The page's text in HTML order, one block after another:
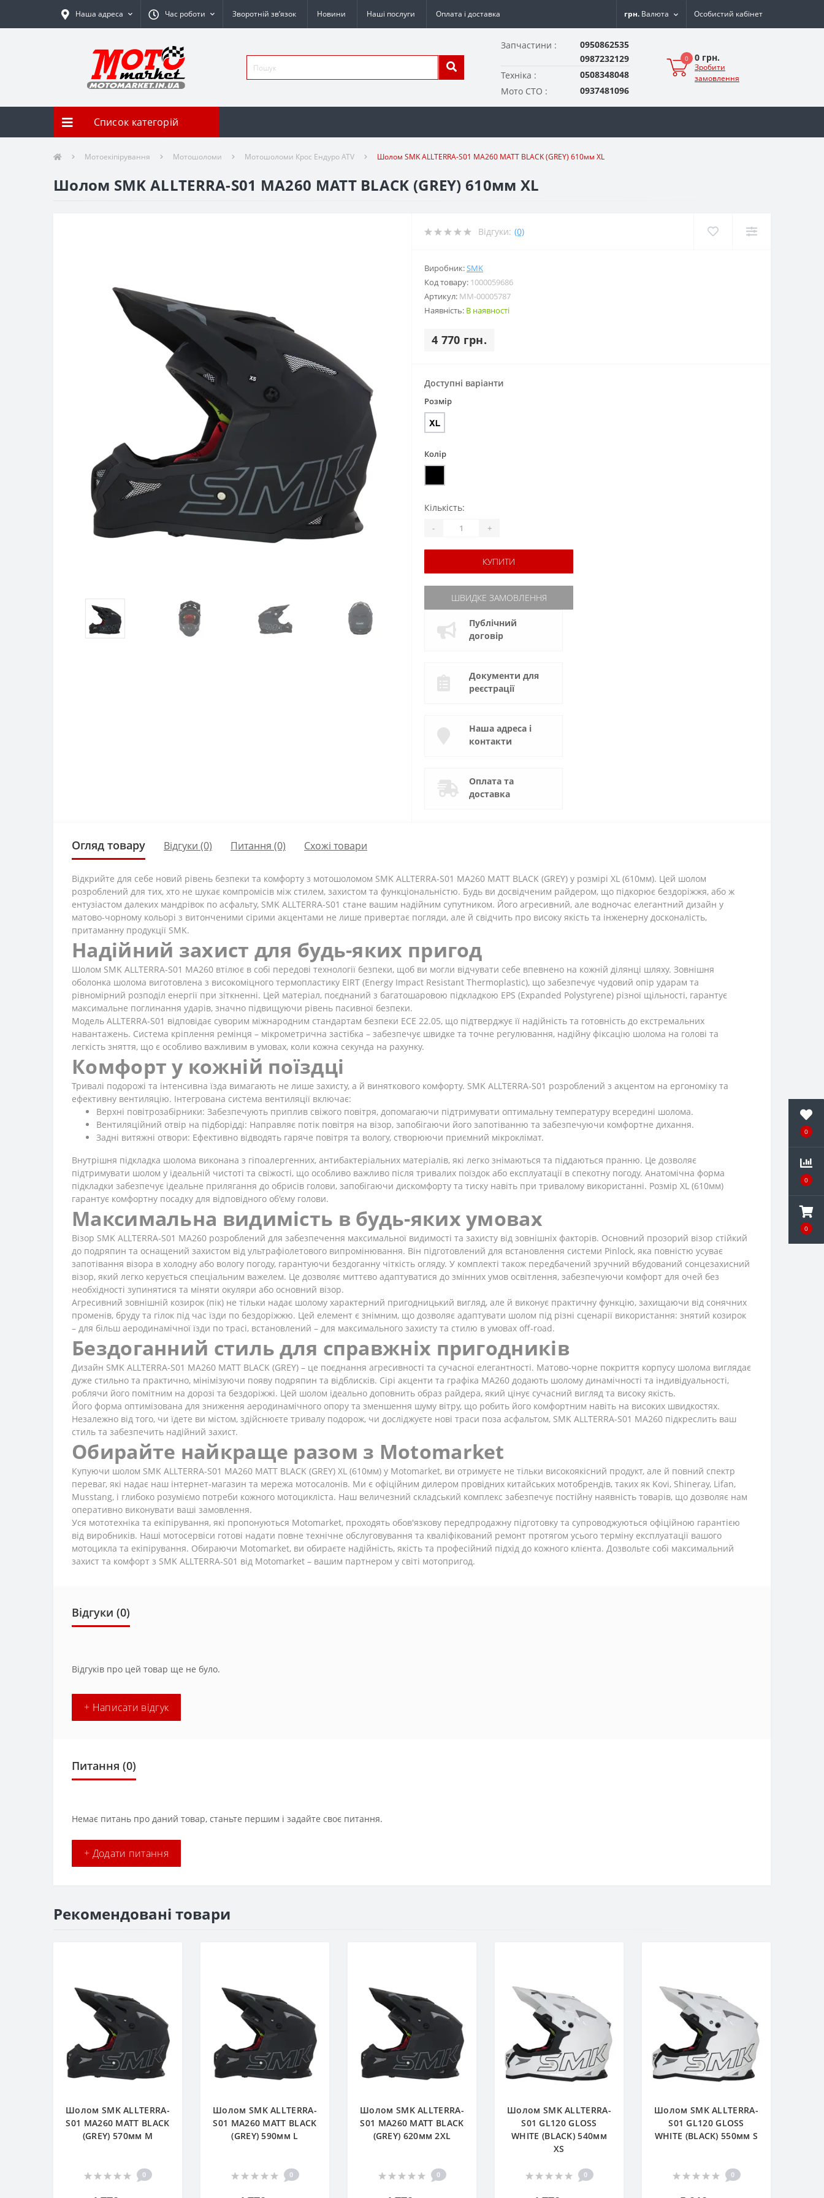
0
0
0
Наша адреса Час роботи Зворотній зв’язок Новини Наші послуги Оплата і доставка грн. Валюта Особистий кабінет
Запчастини :
0950862535
0987232129
Техніка :
0508348048
Мото СТО :
0937481096
0 0 грн.
Зробити
замовлення
Список категорій
Мотоекіпірування Мотошоломи Мотошоломи Крос Ендуро ATV Шолом SMK ALLTERRA-S01 MA260 MATT BLACK (GREY) 610мм XL
Шолом SMK ALLTERRA-S01 MA260 MATT BLACK (GREY) 610мм XL
Відгуки: (0)
Виробник:SMK
Код товару: 1000059686
Артикул: MM-00005787
Наявність: В наявності
4 770 грн.
Доступні варіанти
Розмір
Колір
Кількість:
- +
КУПИТИ
ШВИДКЕ ЗАМОВЛЕННЯ
Публічний
договір
Документи для
реєстрації
Наша адреса і
контакти
Оплата та
доставка
Огляд товару Відгуки (0) Питання (0) Схожі товари
Відкрийте для себе новий рівень безпеки та комфорту з мотошоломом SMK ALLTERRA-S01 MA260 MATT BLACK (GREY) у розмірі XL (610мм). Цей шолом
розроблений для тих, хто не шукає компромісів між стилем, захистом та функціональністю. Будь ви досвідченим райдером, що підкорює бездоріжжя, або ж
ентузіастом далеких мандрівок по асфальту, SMK ALLTERRA-S01 стане вашим надійним супутником. Його агресивний, але водночас елегантний дизайн у
матово-чорному кольорі з витонченими сірими акцентами не лише привертає погляди, але й свідчить про високу якість та інженерну досконалість,
притаманну продукції SMK.
Надійний захист для будь-яких пригод
Шолом SMK ALLTERRA-S01 MA260 втілює в собі передові технології безпеки, щоб ви могли відчувати себе впевнено на кожній ділянці шляху. Зовнішня
оболонка шолома виготовлена з високоміцного термопластику EIRT (Energy Impact Resistant Thermoplastic), що забезпечує чудовий опір ударам та
рівномірний розподіл енергії при зіткненні. Цей матеріал, поєднаний з багатошаровою підкладкою EPS (Expanded Polystyrene) різної щільності, гарантує
максимальне поглинання ударів, значно підвищуючи рівень пасивної безпеки.
Модель ALLTERRA-S01 відповідає суворим міжнародним стандартам безпеки ECE 22.05, що підтверджує її надійність та готовність до екстремальних
навантажень. Система кріплення ремінця – мікрометрична застібка – забезпечує швидке та точне регулювання, надійну фіксацію шолома на голові та
легкість зняття, що є особливо важливим в умовах, коли кожна секунда на рахунку.
Комфорт у кожній поїздці
Тривалі подорожі та інтенсивна їзда вимагають не лише захисту, а й виняткового комфорту. SMK ALLTERRA-S01 розроблений з акцентом на ергономіку та
ефективну вентиляцію. Інтегрована система вентиляції включає:
Верхні повітрозабірники: Забезпечують приплив свіжого повітря, допомагаючи підтримувати оптимальну температуру всередині шолома.
Вентиляційний отвір на підборідді: Направляє потік повітря на візор, запобігаючи його запотіванню та забезпечуючи комфортне дихання.
Задні витяжні отвори: Ефективно відводять гаряче повітря та вологу, створюючи приємний мікроклімат.
Внутрішня підкладка шолома виконана з гіпоалергенних, антибактеріальних матеріалів, які легко знімаються та піддаються пранню. Це дозволяє
підтримувати шолом у ідеальній чистоті та свіжості, що особливо важливо після тривалих поїздок або експлуатації в спекотну погоду. Анатомічна форма
підкладки забезпечує ідеальне прилягання до обрисів голови, запобігаючи дискомфорту та тиску навіть при тривалому використанні. Розмір XL (610мм)
гарантує комфортну посадку для відповідного об'єму голови.
Максимальна видимість в будь-яких умовах
Візор SMK ALLTERRA-S01 MA260 розроблений для забезпечення максимальної видимості та захисту від зовнішніх факторів. Основний прозорий візор стійкий
до подряпин та оснащений захистом від ультрафіолетового випромінювання. Він підготовлений для встановлення системи Pinlock, яка повністю усуває
запотівання візора в холодну або вологу погоду, гарантуючи бездоганну чіткість огляду. У комплекті також передбачений зручний вбудований сонцезахисний
візор, який легко керується спеціальним важелем. Це дозволяє миттєво адаптуватися до змінних умов освітлення, забезпечуючи комфорт для очей без
необхідності зупинятися та міняти окуляри або основний візор.
Агресивний зовнішній козирок (пік) не тільки надає шолому характерний пригодницький вигляд, але й виконує практичну функцію, захищаючи від сонячних
променів, бруду та гілок під час їзди по бездоріжжю. Цей елемент є знімним, що дозволяє адаптувати шолом під різні сценарії використання: знятий козирок
– для більш аеродинамічної їзди по трасі, встановлений – для максимального захисту та стилю в умовах off-road.
Бездоганний стиль для справжніх пригодників
Дизайн SMK ALLTERRA-S01 MA260 MATT BLACK (GREY) – це поєднання агресивності та сучасної елегантності. Матово-чорне покриття корпусу шолома виглядає
дуже стильно та практично, мінімізуючи появу подряпин та відблисків. Сірі акценти та графіка MA260 додають шолому динамічності та індивідуальності,
роблячи його помітним на дорозі та бездоріжжі. Цей шолом ідеально доповнить образ райдера, який цінує сучасний вигляд та високу якість.
Його форма оптимізована для зниження аеродинамічного опору та зменшення шуму вітру, що робить його комфортним навіть на високих швидкостях.
Незалежно від того, чи їдете ви містом, здійснюєте тривалу подорож, чи досліджуєте нові траси поза асфальтом, SMK ALLTERRA-S01 MA260 підкреслить ваш
стиль та забезпечить надійний захист.
Обирайте найкраще разом з Motomarket
Купуючи шолом SMK ALLTERRA-S01 MA260 MATT BLACK (GREY) XL (610мм) у Motomarket, ви отримуєте не тільки високоякісний продукт, але й повний спектр
переваг, які надає наш інтернет-магазин та мережа мотосалонів. Ми є офіційним дилером провідних китайських мотобрендів, таких як Kovi, Shineray, Lifan,
Musstang, і глибоко розуміємо потреби кожного мотоцикліста. Наш величезний складський комплекс забезпечує постійну наявність товарів, що дозволяє нам
оперативно виконувати ваші замовлення.
Уся мототехніка та екіпірування, які пропонуються Motomarket, проходять обов'язкову передпродажну підготовку та супроводжуються офіційною гарантією
від виробників. Наші мотосервіси готові надати повне технічне обслуговування та кваліфікований ремонт протягом усього терміну експлуатації вашого
мотоцикла та екіпірування. Обираючи Motomarket, ви обираєте надійність, якість та професійний підхід до кожного клієнта. Дозвольте собі максимальний
захист та комфорт з SMK ALLTERRA-S01 від Motomarket – вашим партнером у світі мотопригод.
Відгуки (0)
Відгуків про цей товар ще не було.
+ Написати відгук
Питання (0)
Немає питань про даний товар, станьте першим і задайте своє питання.
+ Додати питання
Рекомендовані товари
Шолом SMK ALLTERRA-
S01 MA260 MATT BLACK
(GREY) 570мм M
0
Шолом SMK ALLTERRA-
S01 MA260 MATT BLACK
(GREY) 590мм L
0
Шолом SMK ALLTERRA-
S01 MA260 MATT BLACK
(GREY) 620мм 2XL
0
Шолом SMK ALLTERRA-
S01 GL120 GLOSS
WHITE (BLACK) 540мм
XS
0
Шолом SMK ALLTERRA-
S01 GL120 GLOSS
WHITE (BLACK) 550мм S
0